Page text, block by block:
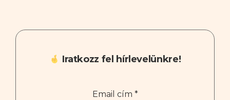
Iratkozz fel hírlevelünkre!
Email cím *